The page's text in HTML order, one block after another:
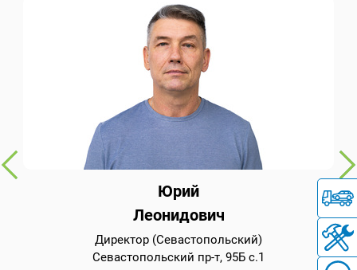
Юрий
Леонидович
Директор (Севастопольский)
Севастопольский пр-т, 95Б с.1